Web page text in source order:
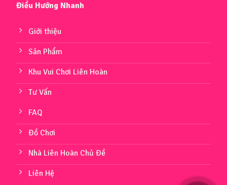
Điều Hướng Nhanh
Giới thiệu
Sản Phẩm
Khu Vui Chơi Liên Hoàn
Tư Vấn
FAQ
Đồ Chơi
Nhà Liên Hoàn Chủ Đề
Liên Hệ